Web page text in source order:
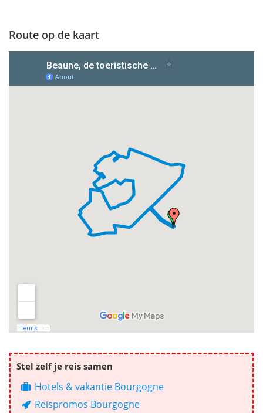
Route op de kaart
Stel zelf je reis samen
Hotels & vakantie Bourgogne
Reispromos Bourgogne